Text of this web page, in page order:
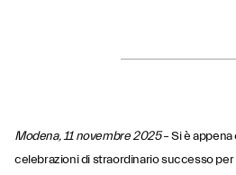
Modena, 11 novembre 2025– Si è
celebrazioni di straordinario successo